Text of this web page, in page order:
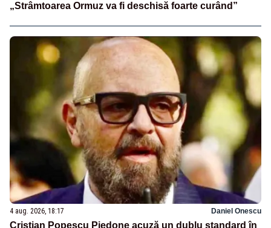
„Strâmtoarea Ormuz va fi deschisă foarte curând”
4 aug. 2026, 18:17 Daniel Onescu
Cristian Popescu Piedone acuză un dublu standard în